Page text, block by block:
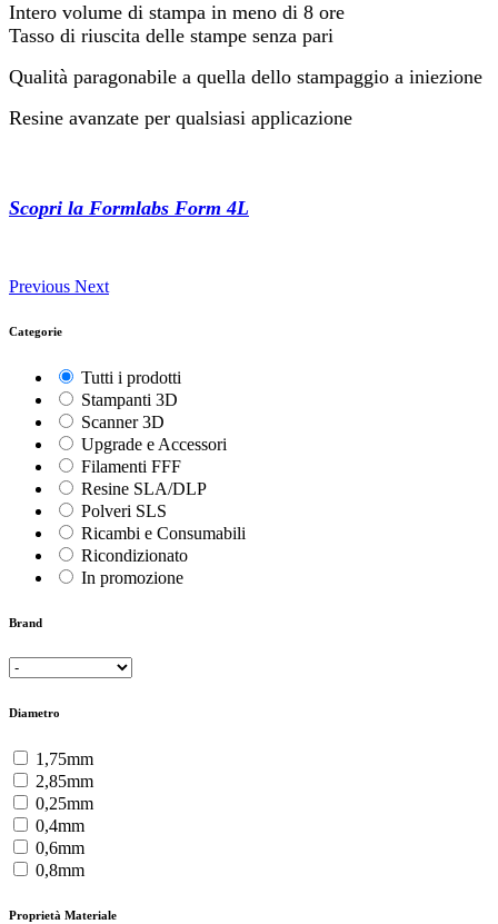
Intero volume di stampa in meno di 8 ore
Tasso di riuscita delle stampe senza pari
Qualità paragonabile a quella dello stampaggio a iniezione
Resine avanzate per qualsiasi applicazione​
Scopri la Formlabs Form 4L
Previous Next
Categorie
Tutti i prodotti
Stampanti 3D
Scanner 3D
Upgrade e Accessori
Filamenti FFF
Resine SLA/DLP
Polveri SLS
Ricambi e Consumabili
Ricondizionato
In promozione
Brand
Diametro
1,75mm
2,85mm
0,25mm
0,4mm
0,6mm
0,8mm
Proprietà Materiale